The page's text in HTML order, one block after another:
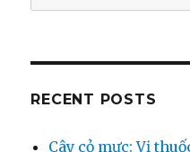
for:
RECENT POSTS
Cây cỏ mực: Vị